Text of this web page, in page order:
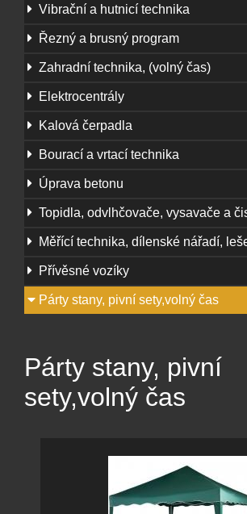
Vibrační a hutnicí technika
Řezný a brusný program
Zahradní technika, (volný čas)
Elektrocentrály
Kalová čerpadla
Bourací a vrtací technika
Úprava betonu
Topidla, odvlhčovače, vysavače a
Měřící technika, dílenské nářadí,
Přívěsné vozíky
Párty stany, pivní sety,volný čas
Párty stany, pivní
sety,volný čas